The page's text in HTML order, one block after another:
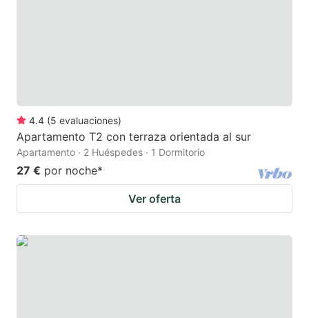
4.4 (5 evaluaciones)
Apartamento T2 con terraza orientada al sur
Apartamento · 2 Huéspedes · 1 Dormitorio
27 € por noche*
Ver oferta